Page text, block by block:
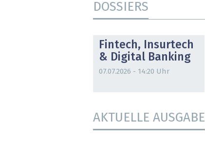
DOSSIERS
Fintech, Insurtech
& Digital Banking
07.07.2026 - 14:20 Uhr
AKTUELLE AUSGABE